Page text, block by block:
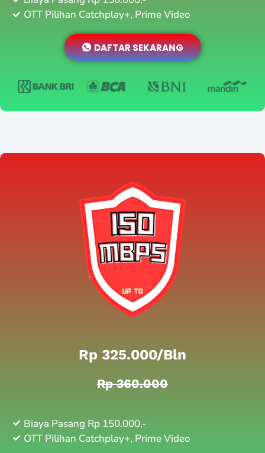
OTT Pilihan Catchplay+, Prime Video
DAFTAR SEKARANG
Rp 325.000/bln
Rp 360.000
Biaya Pasang Rp 150.000,-
OTT Pilihan Catchplay+, Prime Video